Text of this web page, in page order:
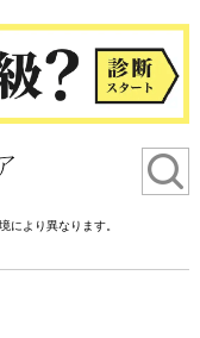
により異なります。